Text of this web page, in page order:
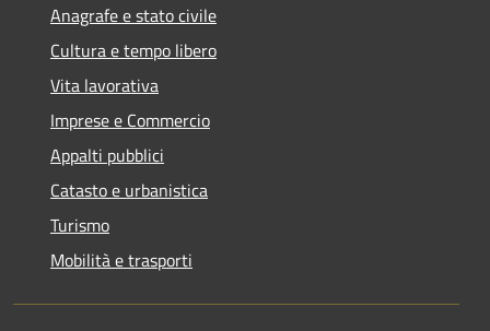
Anagrafe e stato civile
Cultura e tempo libero
Vita lavorativa
Imprese e Commercio
Appalti pubblici
Catasto e urbanistica
Turismo
Mobilità e trasporti